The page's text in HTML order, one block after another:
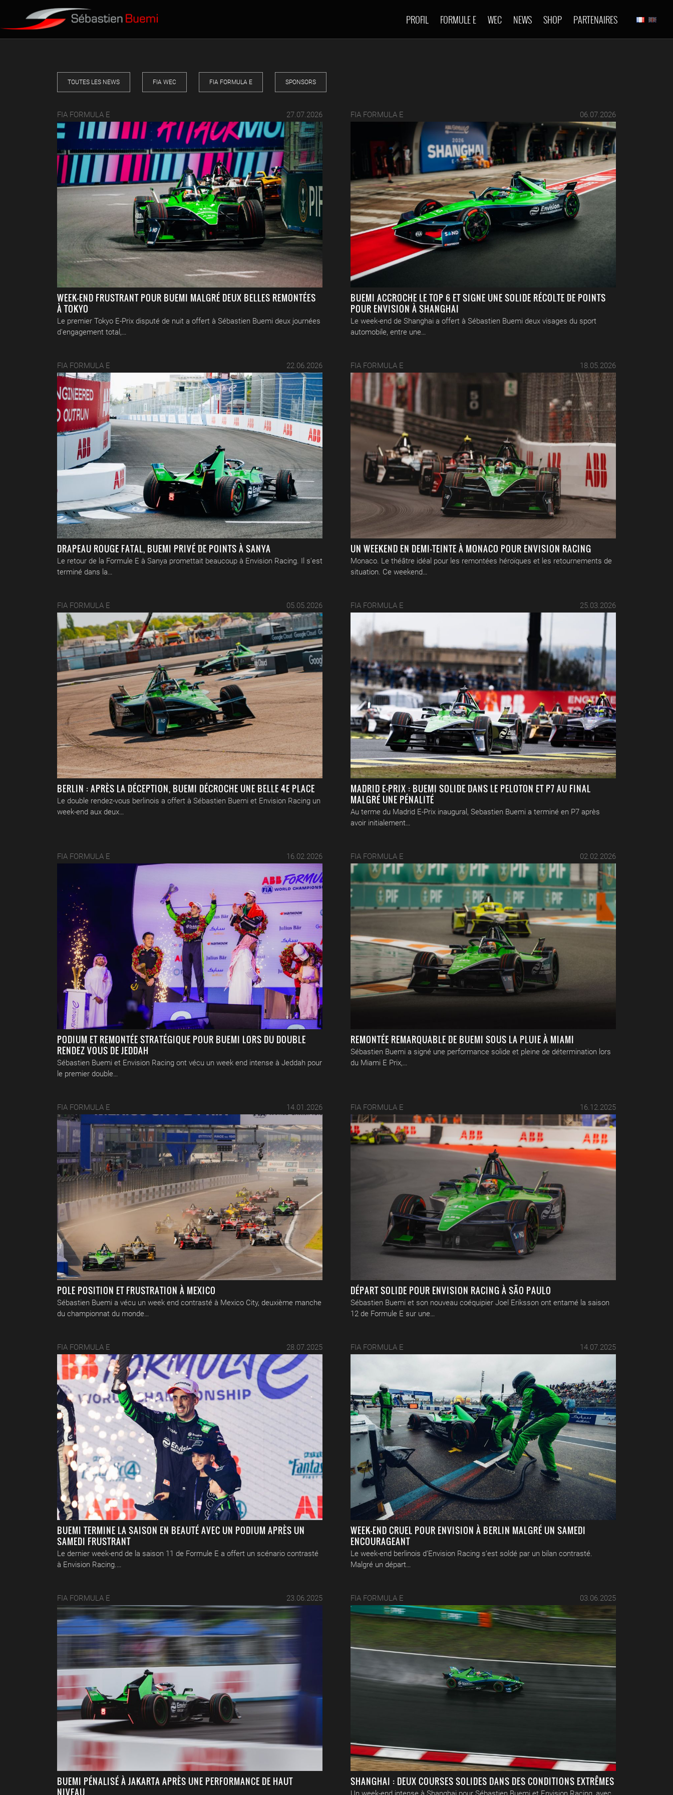
PROFIL FORMULE E WEC NEWS SHOP PARTENAIRES
TOUTES LES NEWS FIA WEC FIA FORMULA E SPONSORS
FIA FORMULA E 27.07.2026
WEEK-END FRUSTRANT POUR BUEMI MALGRÉ DEUX BELLES REMONTÉES
À TOKYO
Le premier Tokyo E-Prix disputé de nuit a offert à Sébastien Buemi deux journées
d'engagement total,…
FIA FORMULA E 06.07.2026
BUEMI ACCROCHE LE TOP 6 ET SIGNE UNE SOLIDE RÉCOLTE DE POINTS
POUR ENVISION À SHANGHAI
Le week-end de Shanghai a offert à Sébastien Buemi deux visages du sport
automobile, entre une…
FIA FORMULA E 22.06.2026
DRAPEAU ROUGE FATAL, BUEMI PRIVÉ DE POINTS À SANYA
Le retour de la Formule E à Sanya promettait beaucoup à Envision Racing. Il s'est
terminé dans la…
FIA FORMULA E 18.05.2026
UN WEEKEND EN DEMI-TEINTE À MONACO POUR ENVISION RACING
Monaco. Le théâtre idéal pour les remontées héroïques et les retournements de
situation. Ce weekend…
FIA FORMULA E 05.05.2026
BERLIN : APRÈS LA DÉCEPTION, BUEMI DÉCROCHE UNE BELLE 4E PLACE
Le double rendez-vous berlinois a offert à Sébastien Buemi et Envision Racing un
week-end aux deux…
FIA FORMULA E 25.03.2026
MADRID E-PRIX : BUEMI SOLIDE DANS LE PELOTON ET P7 AU FINAL
MALGRÉ UNE PÉNALITÉ
Au terme du Madrid E-Prix inaugural, Sebastien Buemi a terminé en P7 après
avoir initialement…
FIA FORMULA E 16.02.2026
PODIUM ET REMONTÉE STRATÉGIQUE POUR BUEMI LORS DU DOUBLE
RENDEZ VOUS DE JEDDAH
Sébastien Buemi et Envision Racing ont vécu un week end intense à Jeddah pour
le premier double…
FIA FORMULA E 02.02.2026
REMONTÉE REMARQUABLE DE BUEMI SOUS LA PLUIE À MIAMI
Sébastien Buemi a signé une performance solide et pleine de détermination lors
du Miami E Prix,…
FIA FORMULA E 14.01.2026
POLE POSITION ET FRUSTRATION À MEXICO
Sébastien Buemi a vécu un week end contrasté à Mexico City, deuxième manche
du championnat du monde…
FIA FORMULA E 16.12.2025
DÉPART SOLIDE POUR ENVISION RACING À SÃO PAULO
Sébastien Buemi et son nouveau coéquipier Joel Eriksson ont entamé la saison
12 de Formule E sur une…
FIA FORMULA E 28.07.2025
BUEMI TERMINE LA SAISON EN BEAUTÉ AVEC UN PODIUM APRÈS UN
SAMEDI FRUSTRANT
Le dernier week-end de la saison 11 de Formule E a offert un scénario contrasté
à Envision Racing.…
FIA FORMULA E 14.07.2025
WEEK-END CRUEL POUR ENVISION À BERLIN MALGRÉ UN SAMEDI
ENCOURAGEANT
Le week-end berlinois d’Envision Racing s’est soldé par un bilan contrasté.
Malgré un départ…
FIA FORMULA E 23.06.2025
BUEMI PÉNALISÉ À JAKARTA APRÈS UNE PERFORMANCE DE HAUT
NIVEAU
FIA FORMULA E 03.06.2025
SHANGHAI : DEUX COURSES SOLIDES DANS DES CONDITIONS EXTRÊMES